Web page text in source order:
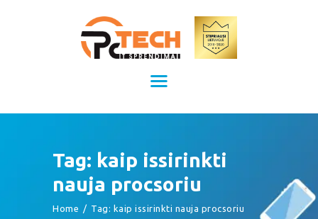
Tag: kaip issirinkti
nauja procsoriu
Home Tag: kaip issirinkti nauja procsoriu
Kompiuterių remontas Kaune
Kompiuterių priežiūra
APIE MUS
KONTAKTAI